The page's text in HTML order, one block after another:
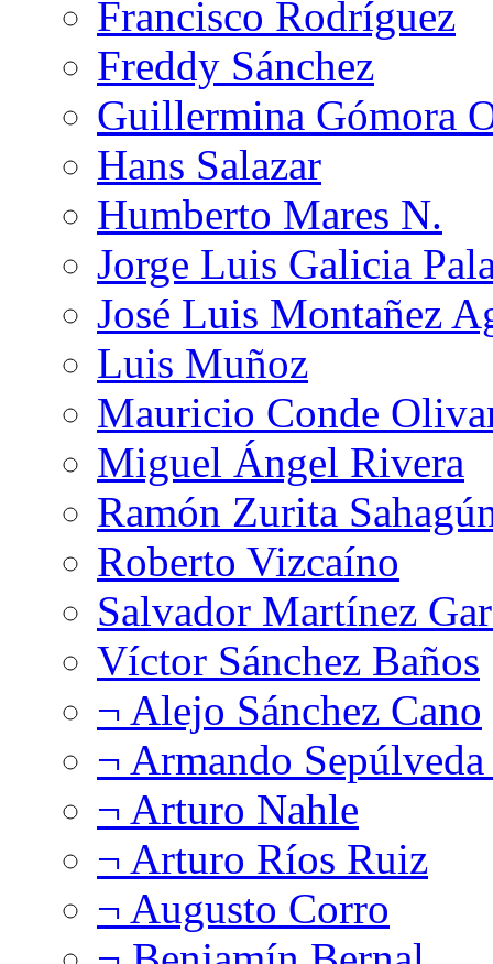
Francisco Rodríguez
Freddy Sánchez
Guillermina Gómora
Hans Salazar
Humberto Mares N.
Jorge Luis Galicia
José Luis Montañez
Luis Muñoz
Mauricio Conde
Miguel Ángel Rivera
Ramón Zurita
Roberto Vizcaíno
Salvador Martínez
Víctor Sánchez Baños
¬ Alejo Sánchez Cano
¬ Armando
¬ Arturo Nahle
¬ Arturo Ríos Ruiz
¬ Augusto Corro